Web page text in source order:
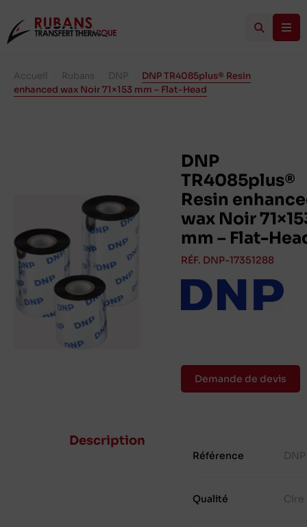
Accueil Rubans DNP
DNP TR4085plus® Resin
enhanced wax Noir 71×153 mm – Flat-Head
DNP
TR4085plus®
Resin
wax Noir
mm – Flat-
RÉF. DNP-17351288
Demande de devis
Description
Référence
Qualité Cire